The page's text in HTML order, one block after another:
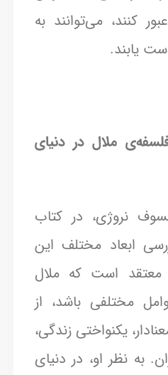
کنند، می‌توانند به
یابند.
ملال در دنیای
نروژی، در کتاب
ابعاد مختلف این
معتقد است که ملال
مختلفی باشد، از
یکنواختی زندگی،
به نظر او، در دنیای